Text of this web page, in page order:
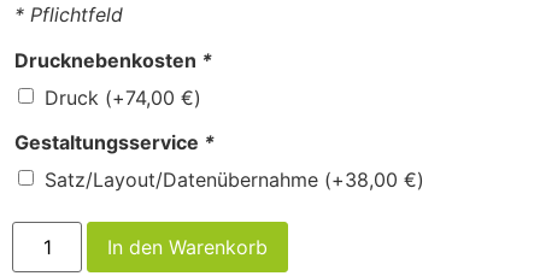
* Pflichtfeld
Drucknebenkosten *
Druck (+74,00 €)
Gestaltungsservice *
Satz/Layout/Datenübernahme (+38,00 €)
In den Warenkorb